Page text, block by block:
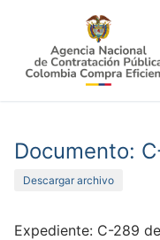
contenido
Documento:
Descargar archivo
Expediente: C-289